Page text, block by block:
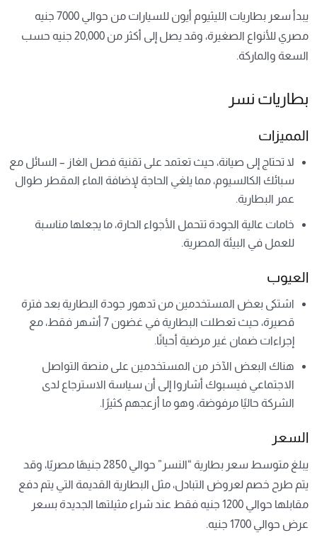
يبدأ سعر بطاريات الليثيوم أيون للسيارات من حوالي 7000 جنيه
مصري للأنواع الصغيرة، وقد يصل إلى أكثر من 20,000 جنيه حسب
السعة والماركة.
بطاريات نسر
المميزات
لا تحتاج إلى صيانة، حيث تعتمد على تقنية فصل الغاز – السائل مع
سبائك الكالسيوم، مما يلغي الحاجة لإضافة الماء المقطر طوال
عمر البطارية.
خامات عالية الجودة تتحمل الأجواء الحارة، ما يجعلها مناسبة
للعمل في البيئة المصرية.
العيوب
اشتكى بعض المستخدمين من تدهور جودة البطارية بعد فترة
قصيرة، حيث تعطلت البطارية في غضون 7 أشهر فقط، مع
إجراءات ضمان غير مرضية أحيانًا.
هناك البعض الآخر من المستخدمين على منصة التواصل
الاجتماعي فيسبوك أشاروا إلى أن سياسة الاسترجاع لدى
الشركة حاليًا مرفوضة، وهو ما أزعجهم كثيرًا.
السعر
يبلغ متوسط سعر بطارية “النسر” حوالي 2850 جنيهًا مصريًا، وقد
يتم طرح خصم لعروض التبادل، مثل البطارية القديمة التي يتم دفع
مقابلها حوالي 1200 جنيه فقط عند شراء مثيلتها الجديدة بسعر
عرض حوالي 1700 جنيه.